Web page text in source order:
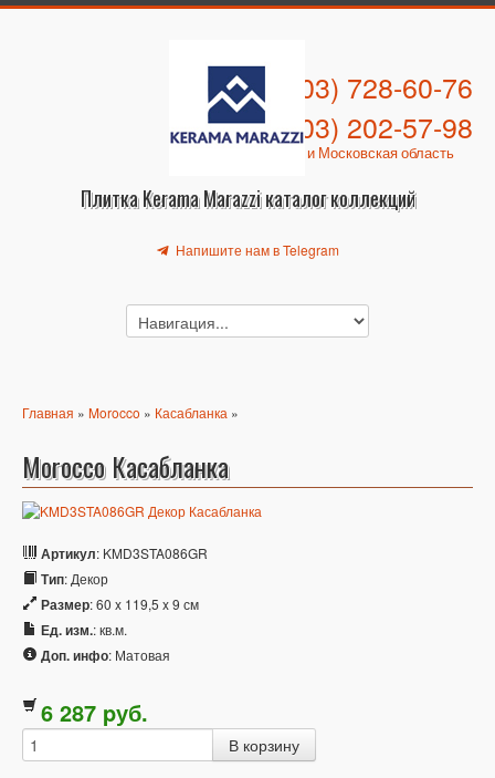
Плитка Kerama Marazzi каталог коллекций
+7 (903) 728-60-76
+7 (903) 202-57-98
Москва и Московская область
Напишите нам в Telegram
Главная » Morocco » Касабланка »
Morocco Касабланка
Артикул: KMD3STA086GR
Тип: Декор
Размер: 60 x 119,5 x 9 см
Ед. изм.: кв.м.
Доп. инфо: Матовая
6 287 pуб.